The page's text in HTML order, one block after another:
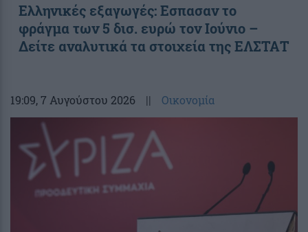
Ελληνικές εξαγωγές: Εσπασαν το
φράγμα των 5 δισ. ευρώ τον Ιούνιο –
Δείτε αναλυτικά τα στοιχεία της ΕΛΣΤΑΤ
19:09, 7 Αυγούστου 2026 || Οικονομία